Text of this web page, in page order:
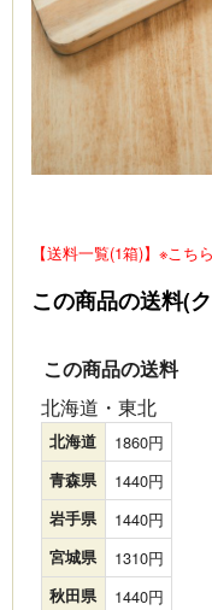
【送料一覧(1箱)】 ※こち
この商品の送料(
この商品の送料
北海道・東北
北海道 1860
青森県 1440
岩手県 1440
宮城県 1310
秋田県 1440